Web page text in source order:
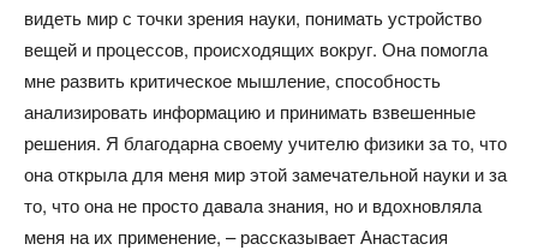
видеть мир с точки зрения науки, понимать устройство
вещей и процессов, происходящих вокруг. Она помогла
мне развить критическое мышление, способность
анализировать информацию и принимать взвешенные
решения. Я благодарна своему учителю физики за то, что
она открыла для меня мир этой замечательной науки и за
то, что она не просто давала знания, но и вдохновляла
меня на их применение, – рассказывает Анастасия